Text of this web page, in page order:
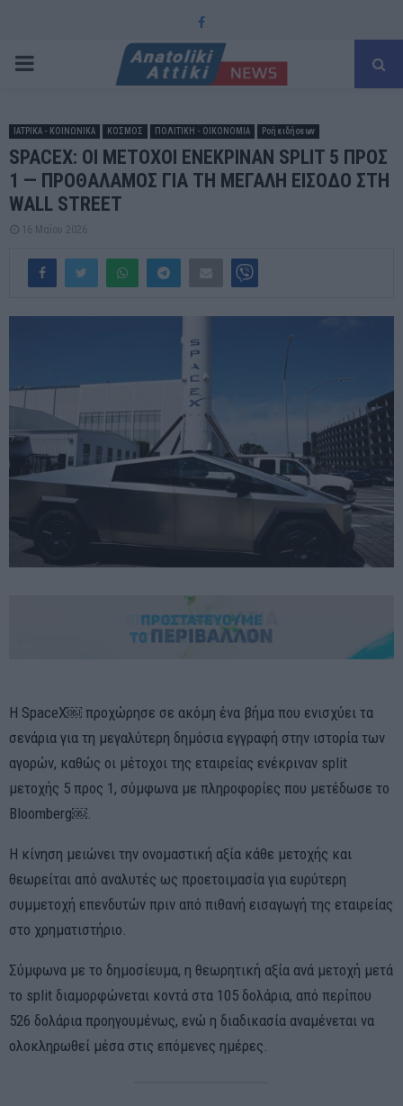
Facebook
PRIMARY
ΙΑΤΡΙΚΑ - ΚΟΙΝΩΝΙΚΑ ΚΟΣΜΟΣ ΠΟΛΙΤΙΚΗ - ΟΙΚΟΝΟΜΙΑ Ροή ειδήσεων
SPACEX: ΟΙ ΜΕΤΟΧΟΙ ΕΝΕΚΡΙΝΑΝ SPLIT 5 ΠΡΟΣ
1 — ΠΡΟΘΑΛΑΜΟΣ ΓΙΑ ΤΗ ΜΕΓΑΛΗ ΕΙΣΟΔΟ ΣΤΗ
WALL STREET
16 Μαΐου 2026
Η SpaceX￼ προχώρησε σε ακόμη ένα βήμα που ενισχύει τα
σενάρια για τη μεγαλύτερη δημόσια εγγραφή στην ιστορία των
αγορών, καθώς οι μέτοχοι της εταιρείας ενέκριναν split
μετοχής 5 προς 1, σύμφωνα με πληροφορίες που μετέδωσε το
Bloomberg￼.
Η κίνηση μειώνει την ονομαστική αξία κάθε μετοχής και
θεωρείται από αναλυτές ως προετοιμασία για ευρύτερη
συμμετοχή επενδυτών πριν από πιθανή εισαγωγή της εταιρείας
στο χρηματιστήριο.
Σύμφωνα με το δημοσίευμα, η θεωρητική αξία ανά μετοχή μετά
το split διαμορφώνεται κοντά στα 105 δολάρια, από περίπου
526 δολάρια προηγουμένως, ενώ η διαδικασία αναμένεται να
ολοκληρωθεί μέσα στις επόμενες ημέρες.